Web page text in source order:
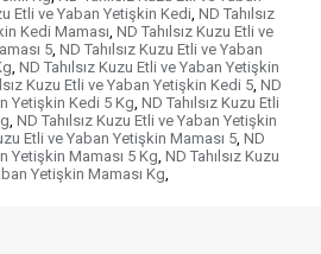
Etli ve Yaban Yetişkin Kedi ND Tahılsız
Kedi Maması ND Tahılsız Kuzu Etli ve
5, ND Tahılsız Kuzu Etli ve Yaban
ND Tahılsız Kuzu Etli ve Yaban Yetişkin
Kuzu Etli ve Yaban Yetişkin Kedi 5 ND
Yetişkin Kedi 5 Kg ND Tahılsız Kuzu Etli
ND Tahılsız Kuzu Etli ve Yaban Yetişkin
Etli ve Yaban Yetişkin Maması 5 ND
Yetişkin Maması 5 Kg ND Tahılsız Kuzu
Yetişkin Maması Kg